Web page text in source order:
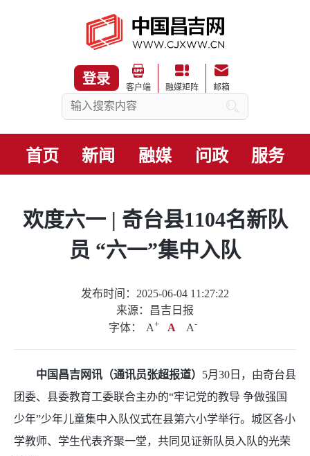
登录
客户端 融媒矩阵 邮箱
首页 新闻 融媒 问政 服务
欢度六一 | 奇台县1104名新队
员 “六一”集中入队
发布时间：2025-06-04 11:27:22
来源：昌吉日报
字体：
A+ A A-
中国昌吉网讯（通讯员张超报道） 5月30日，由奇台县
团委、县委教育工委联合主办的“牢记党的教导 争做强国
少年”少年儿童集中入队仪式在县第六小学举行。城区各小
学教师、学生代表齐聚一堂，共同见证新队员入队的光荣